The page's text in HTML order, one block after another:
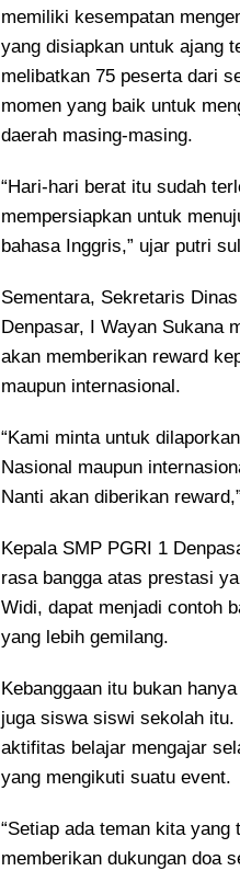
memiliki kesempatan
yang disiapkan untuk ajang
melibatkan 75 peserta dari
momen yang baik untuk
daerah masing-masing.
“Hari-hari berat itu sudah
mempersiapkan untuk
bahasa Inggris,” ujar putri
Sementara, Sekretaris
Denpasar, I Wayan Sukana
akan memberikan reward
maupun internasional.
“Kami minta untuk
Nasional maupun
Nanti akan diberikan
Kepala SMP PGRI 1
rasa bangga atas prestasi
Widi, dapat menjadi contoh
yang lebih gemilang.
Kebanggaan itu bukan
juga siswa siswi sekolah
aktifitas belajar mengajar
yang mengikuti suatu event.
“Setiap ada teman kita
memberikan dukungan doa